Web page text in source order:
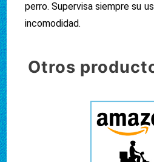
perro. Supervisa siempre su
incomodidad.
Otros